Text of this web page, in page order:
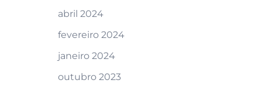
abril 2024
fevereiro 2024
janeiro 2024
outubro 2023